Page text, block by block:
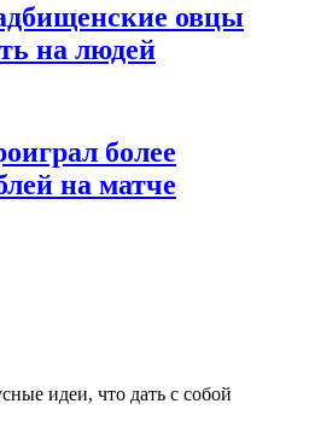
овцы
на людей
более
на матче
идеи, что дать с собой